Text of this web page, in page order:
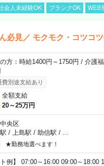
会人未経験OK ブランクOK WEB
必見／ モクモク・コツコ
方：時給1400円～1750円 / 介護
費別途支給あり
全額支給
20～25万円
央区
/ 上島駅 / 助信駅 /
★勤務地選べます！
ト例】 07:00～16:00 09:00～